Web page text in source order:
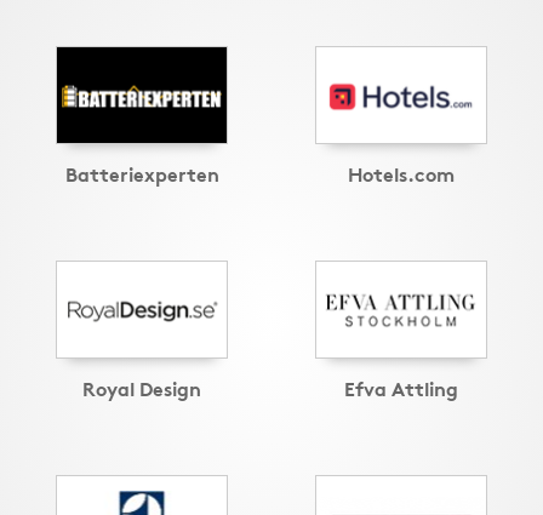
Batteriexperten Hotels.com
Royal Design Efva Attling